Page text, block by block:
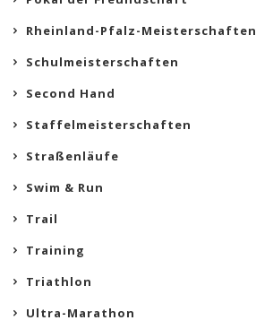
Rheinland-Pfalz-Meisterschaften
Schulmeisterschaften
Second Hand
Staffelmeisterschaften
Straßenläufe
Swim & Run
Trail
Training
Triathlon
Ultra-Marathon